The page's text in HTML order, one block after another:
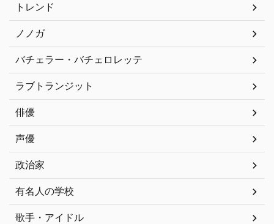
トレンド
ノノガ
バチェラー・バチェロレッテ
ラブトランジット
俳優
声優
政治家
有名人の学校
歌手・アイドル